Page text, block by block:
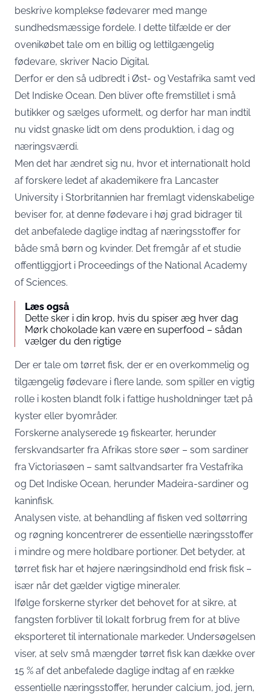
beskrive komplekse fødevarer med mange
sundhedsmæssige fordele. I dette tilfælde er der
ovenikøbet tale om en billig og lettilgængelig
fødevare, skriver Nacio Digital.
Derfor er den så udbredt i Øst- og Vestafrika samt ved
Det Indiske Ocean. Den bliver ofte fremstillet i små
butikker og sælges uformelt, og derfor har man indtil
nu vidst gnaske lidt om dens produktion, i dag og
næringsværdi.
Men det har ændret sig nu, hvor et internationalt hold
af forskere ledet af akademikere fra Lancaster
University i Storbritannien har fremlagt videnskabelige
beviser for, at denne fødevare i høj grad bidrager til
det anbefalede daglige indtag af næringsstoffer for
både små børn og kvinder. Det fremgår af et studie
offentliggjort i Proceedings of the National Academy
of Sciences.
Læs også
Dette sker i din krop, hvis du spiser æg hver dag
Mørk chokolade kan være en superfood – sådan
vælger du den rigtige
Der er tale om tørret fisk, der er en overkommelig og
tilgængelig fødevare i flere lande, som spiller en vigtig
rolle i kosten blandt folk i fattige husholdninger tæt på
kyster eller byområder.
Forskerne analyserede 19 fiskearter, herunder
ferskvandsarter fra Afrikas store søer – som sardiner
fra Victoriasøen – samt saltvandsarter fra Vestafrika
og Det Indiske Ocean, herunder Madeira-sardiner og
kaninfisk.
Analysen viste, at behandling af fisken ved soltørring
og røgning koncentrerer de essentielle næringsstoffer
i mindre og mere holdbare portioner. Det betyder, at
tørret fisk har et højere næringsindhold end frisk fisk –
især når det gælder vigtige mineraler.
Ifølge forskerne styrker det behovet for at sikre, at
fangsten forbliver til lokalt forbrug frem for at blive
eksporteret til internationale markeder. Undersøgelsen
viser, at selv små mængder tørret fisk kan dække over
15 % af det anbefalede daglige indtag af en række
essentielle næringsstoffer, herunder calcium, jod, jern,